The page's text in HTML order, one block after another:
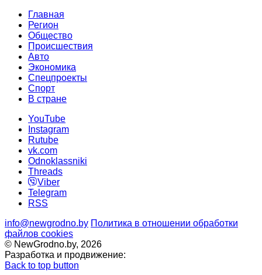
Главная
Регион
Общество
Происшествия
Авто
Экономика
Спецпроекты
Cпорт
В стране
YouTube
Instagram
Rutube
vk.com
Odnoklassniki
Threads
Viber
Telegram
RSS
info@newgrodno.by Политика в отношении обработки
файлов cookies
© NewGrodno.by, 2026
Разработка и продвижение:
Back to top button